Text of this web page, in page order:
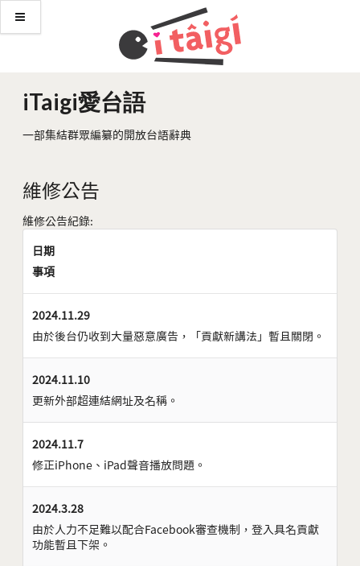
iTaigi愛台語
一部集結群眾編纂的開放台語辭典
維修公告
維修公告紀錄:
日期
事項
2024.11.29
由於後台仍收到大量惡意廣告，「貢獻新講法」暫且關閉。
2024.11.10
更新外部超連結網址及名稱。
2024.11.7
修正iPhone、iPad聲音播放問題。
2024.3.28
由於人力不足難以配合Facebook審查機制，登入具名貢獻
功能暫且下架。